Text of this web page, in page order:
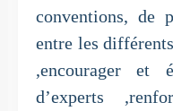
conventions, de
entre les
,encourager et
d’experts